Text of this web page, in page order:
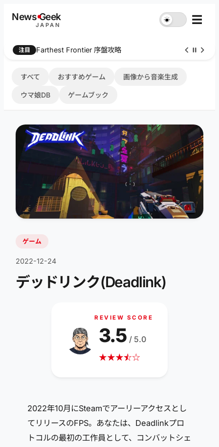
NewsGeek
JAPAN
☀︎ ☰
注目 Farthest Frontier 序盤攻略
すべて おすすめゲーム 画像から音楽生成
ウマ娘DB ゲームブック
ゲーム
2022-12-24
デッドリンク(Deadlink)
REVIEW SCORE
★★★☆
★☆
3.5 / 5.0
2022年10月にSteamでアーリーアクセスとし
てリリースのFPS。あなたは、Deadlinkプロ
トコルの最初の工作員として、コンバットシェ